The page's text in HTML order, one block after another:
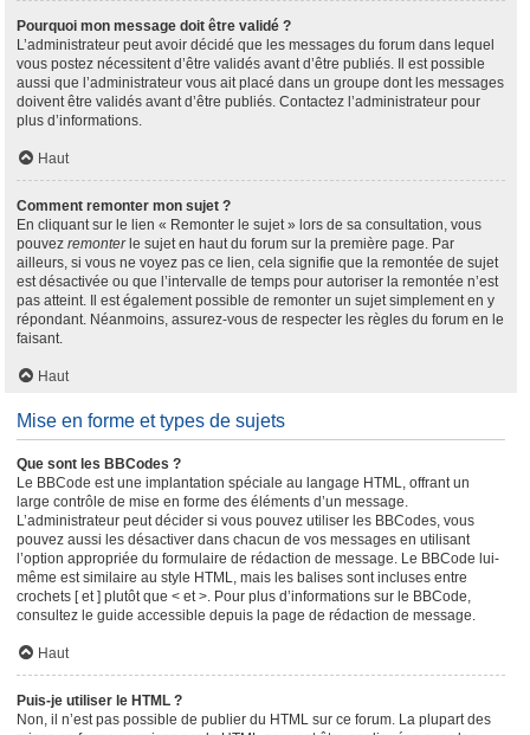
Pourquoi mon message doit être validé ?
L’administrateur peut avoir décidé que les messages du forum dans lequel
vous postez nécessitent d’être validés avant d’être publiés. Il est possible
aussi que l’administrateur vous ait placé dans un groupe dont les messages
doivent être validés avant d’être publiés. Contactez l’administrateur pour
plus d’informations.
Haut
Comment remonter mon sujet ?
En cliquant sur le lien « Remonter le sujet » lors de sa consultation, vous
pouvez remonterle sujet en haut du forum sur la première page. Par
ailleurs, si vous ne voyez pas ce lien, cela signifie que la remontée de sujet
est désactivée ou que l’intervalle de temps pour autoriser la remontée n’est
pas atteint. Il est également possible de remonter un sujet simplement en y
répondant. Néanmoins, assurez-vous de respecter les règles du forum en le
faisant.
Haut
Mise en forme et types de sujets
Que sont les BBCodes ?
Le BBCode est une implantation spéciale au langage HTML, offrant un
large contrôle de mise en forme des éléments d’un message.
L’administrateur peut décider si vous pouvez utiliser les BBCodes, vous
pouvez aussi les désactiver dans chacun de vos messages en utilisant
l’option appropriée du formulaire de rédaction de message. Le BBCode lui-
même est similaire au style HTML, mais les balises sont incluses entre
crochets [ et ] plutôt que < et >. Pour plus d’informations sur le BBCode,
consultez le guide accessible depuis la page de rédaction de message.
Haut
Puis-je utiliser le HTML ?
Non, il n’est pas possible de publier du HTML sur ce forum. La plupart des